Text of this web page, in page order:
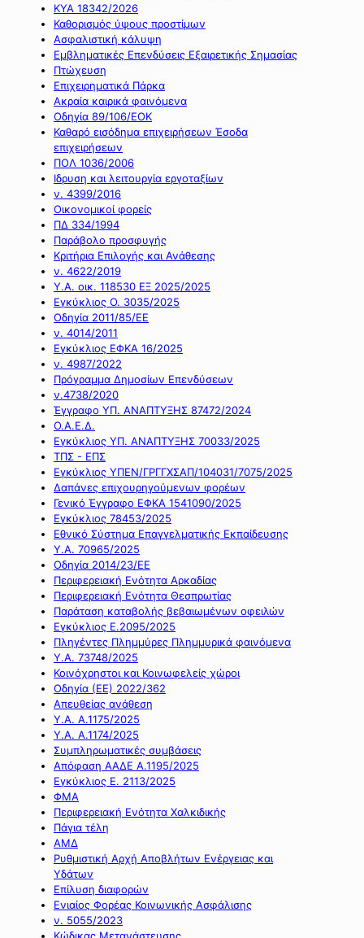
ΚΥΑ 18342/2026
Καθορισμός ύψους προστίμων
Ασφαλιστική κάλυψη
Εμβληματικές Επενδύσεις Εξαιρετικής Σημασίας
Πτώχευση
Επιχειρηματικά Πάρκα
Ακραία καιρικά φαινόμενα
Οδηγία 89/106/ΕΟΚ
Καθαρό εισόδημα επιχειρήσεων Έσοδα
επιχειρήσεων
ΠΟΛ 1036/2006
Ιδρυση και λειτουργία εργοταξίων
ν. 4399/2016
Οικονομικοί φορείς
ΠΔ 334/1994
Παράβολο προσφυγής
Κριτήρια Επιλογής και Ανάθεσης
ν. 4622/2019
Υ.Α. οικ. 118530 ΕΞ 2025/2025
Εγκύκλιος Ο. 3035/2025
Οδηγία 2011/85/ΕΕ
ν. 4014/2011
Εγκύκλιος ΕΦΚΑ 16/2025
ν. 4987/2022
Πρόγραμμα Δημοσίων Επενδύσεων
ν.4738/2020
Έγγραφο ΥΠ. ΑΝΑΠΤΥΞΗΣ 87472/2024
Ο.Α.Ε.Δ.
Εγκύκλιος ΥΠ. ΑΝΑΠΤΥΞΗΣ 70033/2025
ΤΠΣ - ΕΠΣ
Εγκύκλιος ΥΠΕΝ/ΓΡΓΓΧΣΑΠ/104031/7075/2025
Δαπάνες επιχουρηγούμενων φορέων
Γενικό Έγγραφο ΕΦΚΑ 1541090/2025
Εγκύκλιος 78453/2025
Εθνικό Σύστημα Επαγγελματικής Εκπαίδευσης
Υ.Α. 70965/2025
Οδηγία 2014/23/ΕΕ
Περιφερειακή Ενότητα Αρκαδίας
Περιφερειακή Ενότητα Θεσπρωτίας
Παράταση καταβολής βεβαιωμένων οφειλών
Εγκύκλιος Ε.2095/2025
Πληγέντες Πλημμύρες Πλημμυρικά φαινόμενα
Υ.Α. 73748/2025
Κοινόχρηστοι και Κοινωφελείς χώροι
Οδηγία (ΕΕ) 2022/362
Απευθείας ανάθεση
Υ.Α. Α.1175/2025
Υ.Α. Α.1174/2025
Συμπληρωματικές συμβάσεις
Απόφαση ΑΑΔΕ Α.1195/2025
Εγκύκλιος Ε. 2113/2025
ΦΜΑ
Περιφερειακή Ενότητα Χαλκιδικής
Πάγια τέλη
ΑΜΔ
Ρυθμιστική Αρχή Αποβλήτων Ενέργειας και
Υδάτων
Επίλυση διαφορών
Ενιαίος Φορέας Κοινωνικής Ασφάλισης
ν. 5055/2023